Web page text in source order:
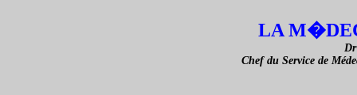
LA
Chef du Service de